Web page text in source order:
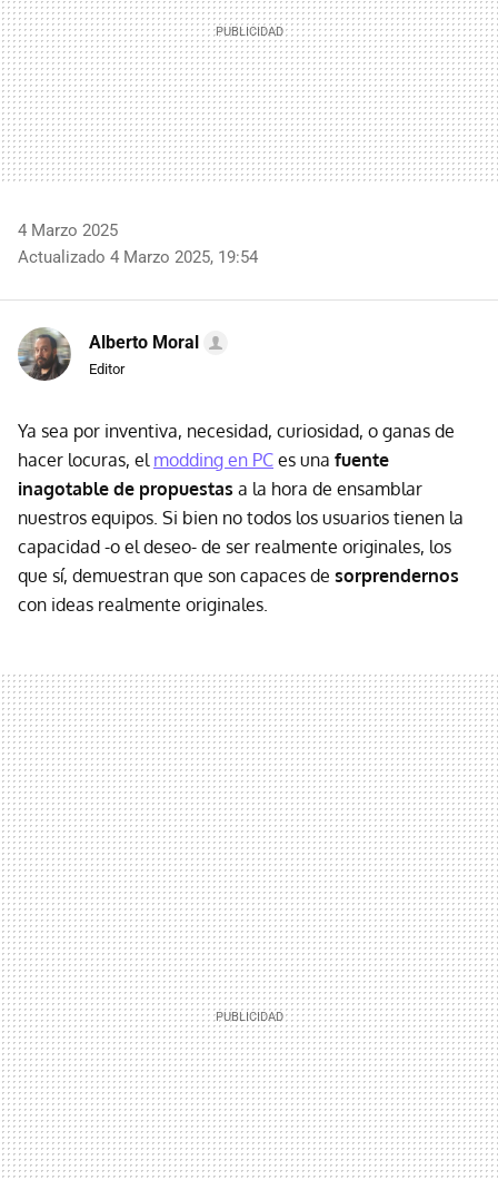
4 Marzo 2025
Actualizado 4 Marzo 2025, 19:54
Alberto Moral
Editor
Ya sea por inventiva, necesidad, curiosidad, o ganas de
hacer locuras, el modding en PC es una fuente
inagotable de propuestas a la hora de ensamblar
nuestros equipos. Si bien no todos los usuarios tienen la
capacidad -o el deseo- de ser realmente originales, los
que sí, demuestran que son capaces de sorprendernos
con ideas realmente originales.